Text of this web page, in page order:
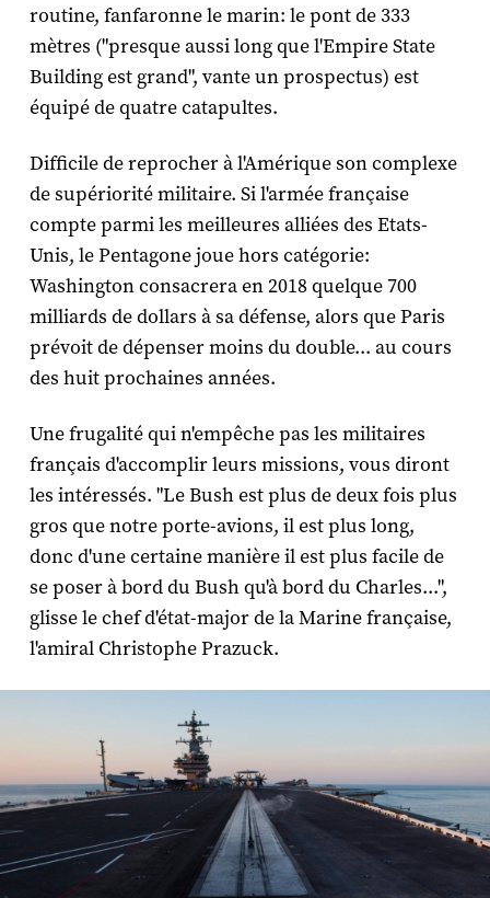
routine, fanfaronne le marin: le pont de 333
mètres ("presque aussi long que l'Empire State
Building est grand", vante un prospectus) est
équipé de quatre catapultes.
Difficile de reprocher à l'Amérique son complexe
de supériorité militaire. Si l'armée française
compte parmi les meilleures alliées des Etats-
Unis, le Pentagone joue hors catégorie:
Washington consacrera en 2018 quelque 700
milliards de dollars à sa défense, alors que Paris
prévoit de dépenser moins du double... au cours
des huit prochaines années.
Une frugalité qui n'empêche pas les militaires
français d'accomplir leurs missions, vous diront
les intéressés. "Le Bush est plus de deux fois plus
gros que notre porte-avions, il est plus long,
donc d'une certaine manière il est plus facile de
se poser à bord du Bush qu'à bord du Charles...",
glisse le chef d'état-major de la Marine française,
l'amiral Christophe Prazuck.